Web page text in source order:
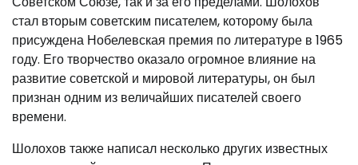
стал вторым советским писателем, которому была
присуждена Нобелевская премия по литературе в 1965
году. Его творчество оказало огромное влияние на
развитие советской и мировой литературы, он был
признан одним из величайших писателей своего
времени.
Шолохов также написал несколько других известных